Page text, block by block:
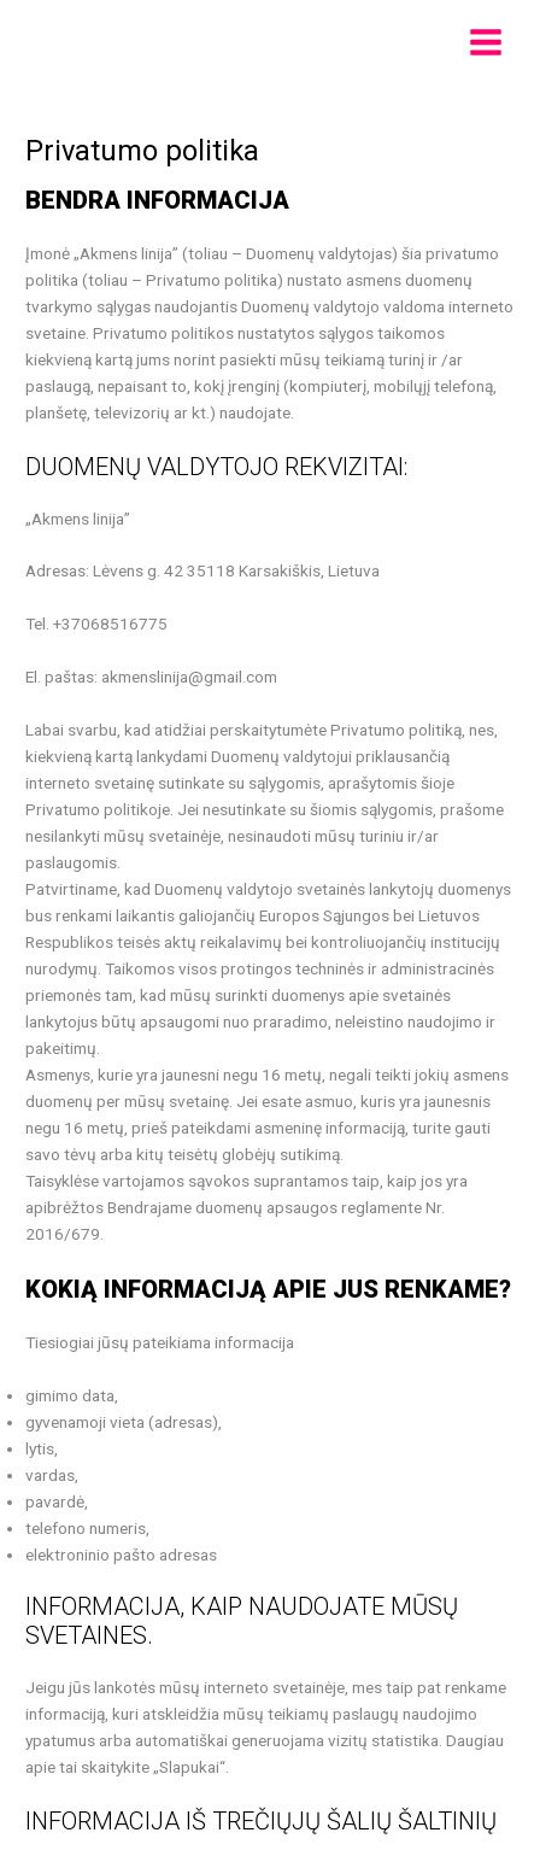
Main
Privatumo politika
BENDRA INFORMACIJA
Įmonė „Akmens linija” (toliau – Duomenų valdytojas) šia privatumo
politika (toliau – Privatumo politika) nustato asmens duomenų
tvarkymo sąlygas naudojantis Duomenų valdytojo valdoma interneto
svetaine. Privatumo politikos nustatytos sąlygos taikomos
kiekvieną kartą jums norint pasiekti mūsų teikiamą turinį ir /ar
paslaugą, nepaisant to, kokį įrenginį (kompiuterį, mobilųjį telefoną,
planšetę, televizorių ar kt.) naudojate.
DUOMENŲ VALDYTOJO REKVIZITAI:
„Akmens linija”
Adresas: Lėvens g. 42 35118 Karsakiškis, Lietuva
Tel. +37068516775
El. paštas: akmenslinija@gmail.com
Labai svarbu, kad atidžiai perskaitytumėte Privatumo politiką, nes,
kiekvieną kartą lankydami Duomenų valdytojui priklausančią
interneto svetainę sutinkate su sąlygomis, aprašytomis šioje
Privatumo politikoje. Jei nesutinkate su šiomis sąlygomis, prašome
nesilankyti mūsų svetainėje, nesinaudoti mūsų turiniu ir/ar
paslaugomis.
Patvirtiname, kad Duomenų valdytojo svetainės lankytojų duomenys
bus renkami laikantis galiojančių Europos Sąjungos bei Lietuvos
Respublikos teisės aktų reikalavimų bei kontroliuojančių institucijų
nurodymų. Taikomos visos protingos techninės ir administracinės
priemonės tam, kad mūsų surinkti duomenys apie svetainės
lankytojus būtų apsaugomi nuo praradimo, neleistino naudojimo ir
pakeitimų.
Asmenys, kurie yra jaunesni negu 16 metų, negali teikti jokių asmens
duomenų per mūsų svetainę. Jei esate asmuo, kuris yra jaunesnis
negu 16 metų, prieš pateikdami asmeninę informaciją, turite gauti
savo tėvų arba kitų teisėtų globėjų sutikimą.
Taisyklėse vartojamos sąvokos suprantamos taip, kaip jos yra
apibrėžtos Bendrajame duomenų apsaugos reglamente Nr.
2016/679.
KOKIĄ INFORMACIJĄ APIE JUS RENKAME?
Tiesiogiai jūsų pateikiama informacija
gimimo data,
gyvenamoji vieta (adresas),
lytis,
vardas,
pavardė,
telefono numeris,
elektroninio pašto adresas
INFORMACIJA, KAIP NAUDOJATE MŪSŲ
SVETAINES.
Jeigu jūs lankotės mūsų interneto svetainėje, mes taip pat renkame
informaciją, kuri atskleidžia mūsų teikiamų paslaugų naudojimo
ypatumus arba automatiškai generuojama vizitų statistika. Daugiau
apie tai skaitykite „Slapukai“.
INFORMACIJA IŠ TREČIŲJŲ ŠALIŲ ŠALTINIŲ